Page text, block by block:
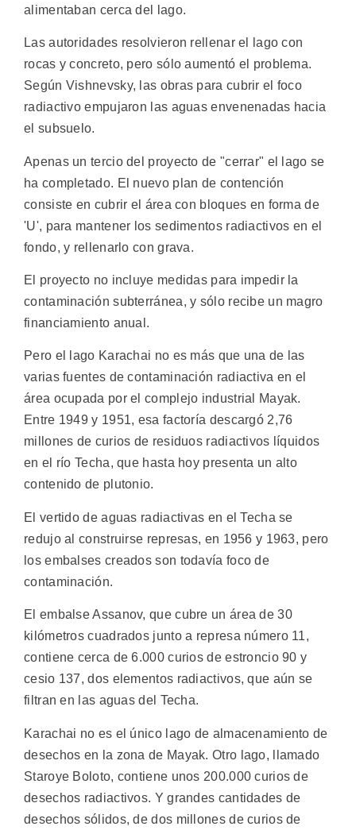
alimentaban cerca del lago.
Las autoridades resolvieron rellenar el lago con
rocas y concreto, pero sólo aumentó el problema.
Según Vishnevsky, las obras para cubrir el foco
radiactivo empujaron las aguas envenenadas hacia
el subsuelo.
Apenas un tercio del proyecto de "cerrar" el lago se
ha completado. El nuevo plan de contención
consiste en cubrir el área con bloques en forma de
'U', para mantener los sedimentos radiactivos en el
fondo, y rellenarlo con grava.
El proyecto no incluye medidas para impedir la
contaminación subterránea, y sólo recibe un magro
financiamiento anual.
Pero el lago Karachai no es más que una de las
varias fuentes de contaminación radiactiva en el
área ocupada por el complejo industrial Mayak.
Entre 1949 y 1951, esa factoría descargó 2,76
millones de curios de residuos radiactivos líquidos
en el río Techa, que hasta hoy presenta un alto
contenido de plutonio.
El vertido de aguas radiactivas en el Techa se
redujo al construirse represas, en 1956 y 1963, pero
los embalses creados son todavía foco de
contaminación.
El embalse Assanov, que cubre un área de 30
kilómetros cuadrados junto a represa número 11,
contiene cerca de 6.000 curios de estroncio 90 y
cesio 137, dos elementos radiactivos, que aún se
filtran en las aguas del Techa.
Karachai no es el único lago de almacenamiento de
desechos en la zona de Mayak. Otro lago, llamado
Staroye Boloto, contiene unos 200.000 curios de
desechos radiactivos. Y grandes cantidades de
desechos sólidos, de dos millones de curios de